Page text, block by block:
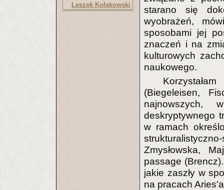
Leszek Kołakowski
starano się
wyobrażeń,
sposobami jej
znaczeń i na
kulturowych
naukowego.
(Biegeleisen,
deskryptywnego
w ramach
Zmysłowska,
passage
jakie zaszły w
na pracach